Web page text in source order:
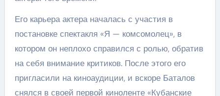
Его карьера актера началась с участия в
постановке спектакля «Я — комсомолец», в
котором он неплохо справился с ролью, обратив
на себя внимание критиков. После этого его
пригласили на киноаудиции, и вскоре Баталов
снялся в своей первой киноленте «Кубанские